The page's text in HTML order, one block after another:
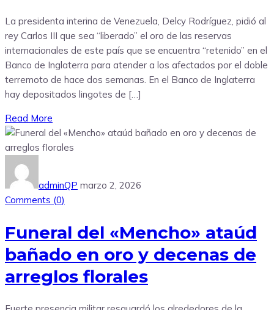
La presidenta interina de Venezuela, Delcy Rodríguez, pidió al
rey Carlos III que sea “liberado” el oro de las reservas
internacionales de este país que se encuentra “retenido” en el
Banco de Inglaterra para atender a los afectados por el doble
terremoto de hace dos semanas. En el Banco de Inglaterra
hay depositados lingotes de […]
Read More
adminQP marzo 2, 2026
Comments (0)
Funeral del «Mencho» ataúd
bañado en oro y decenas de
arreglos florales